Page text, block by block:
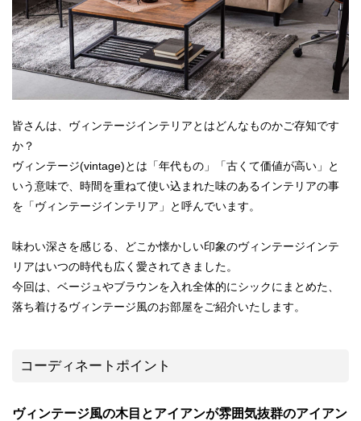
皆さんは、ヴィンテージインテリアとはどんなものかご存知です
か？
ヴィンテージ(vintage)とは「年代もの」「古くて価値が高い」と
いう意味で、時間を重ねて使い込まれた味のあるインテリアの事
を「ヴィンテージインテリア」と呼んでいます。
味わい深さを感じる、どこか懐かしい印象のヴィンテージインテ
リアはいつの時代も広く愛されてきました。
今回は、ベージュやブラウンを入れ全体的にシックにまとめた、
落ち着けるヴィンテージ風のお部屋をご紹介いたします。
コーディネートポイント
ヴィンテージ風の木目とアイアンが雰囲気抜群のアイアン